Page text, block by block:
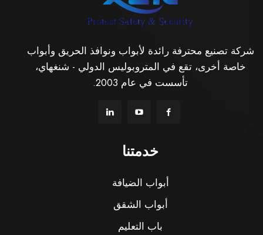
شركة تصنيع محترفة رائدة لأبواب ونوافذ الحريق وأبواب
خاصة أخرى، تقع في المتروبوليس الدولي - شنغهاي،
تأسست في عام 2003.
خدمتنا
أبواب الضيافة
أبواب الشقق
باب التعليم